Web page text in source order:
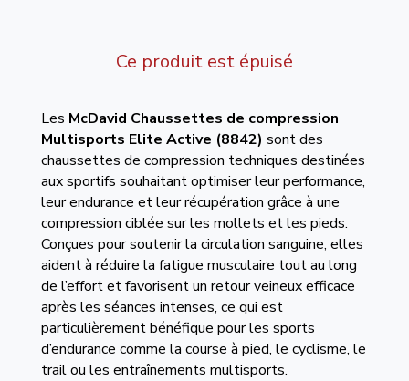
Ce produit est épuisé
Les McDavid Chaussettes de compression
Multisports Elite Active (8842) sont des
chaussettes de compression techniques destinées
aux sportifs souhaitant optimiser leur performance,
leur endurance et leur récupération grâce à une
compression ciblée sur les mollets et les pieds.
Conçues pour soutenir la circulation sanguine, elles
aident à réduire la fatigue musculaire tout au long
de l’effort et favorisent un retour veineux efficace
après les séances intenses, ce qui est
particulièrement bénéfique pour les sports
d’endurance comme la course à pied, le cyclisme, le
trail ou les entraînements multisports.